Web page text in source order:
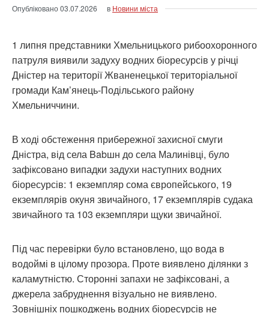
Опубліковано03.07.2026 в Новини міста
1 липня представники Хмельницького рибоохоронного
патруля виявили задуху водних біоресурсів у річці
Дністер на території Жваненецької територіальної
громади Кам’янець-Подільського району
Хмельниччини.
В ході обстеження прибережної захисної смуги
Дністра, від села Babшн до села Малинівці, було
зафіксовано випадки задухи наступних водних
біоресурсів: 1 екземпляр сома європейського, 19
екземплярів окуня звичайного, 17 екземплярів судака
звичайного та 103 екземпляри щуки звичайної.
Під час перевірки було встановлено, що вода в
водоймі в цілому прозора. Проте виявлено ділянки з
каламутністю. Сторонні запахи не зафіксовані, а
джерела забруднення візуально не виявлено.
Зовнішніх пошкоджень водних біоресурсів не